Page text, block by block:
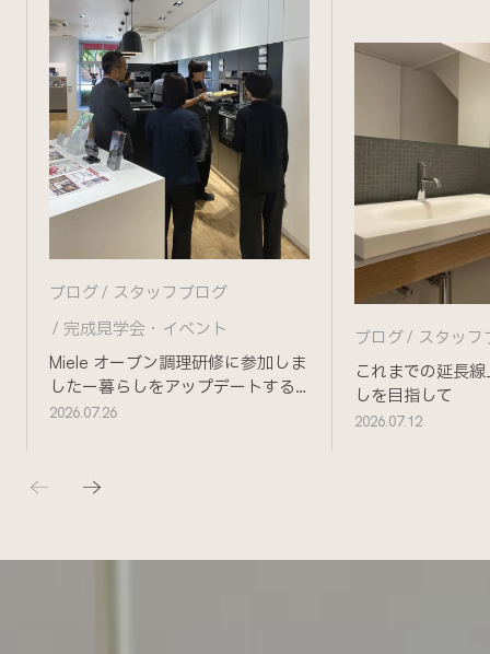
Miele オーブン調理研修に参加しま
したー暮らしをアップデートする
ためにー
ブログ
スタッフブログ
完成見学会・イベント
2026.07.26
これまでの延長
しを目指して
ブログ スタッフ
2026.07.12